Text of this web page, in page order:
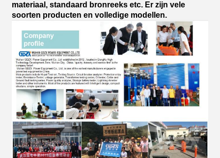
materiaal, standaard bronreeks etc. Er zijn vele
soorten producten en volledige modellen.